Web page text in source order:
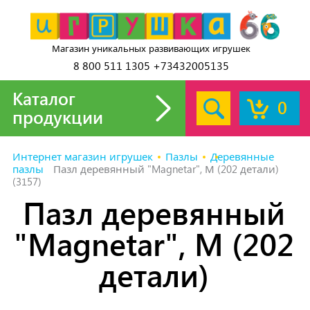
Магазин уникальных развивающих игрушек
8 800 511 1305 +73432005135
0
Каталог
продукции
Интернет магазин игрушек Пазлы
Деревянные
пазлы
Пазл деревянный "Magnetar", М (202 детали)
(3157)
Пазл деревянный
"Magnetar", М (202
детали)